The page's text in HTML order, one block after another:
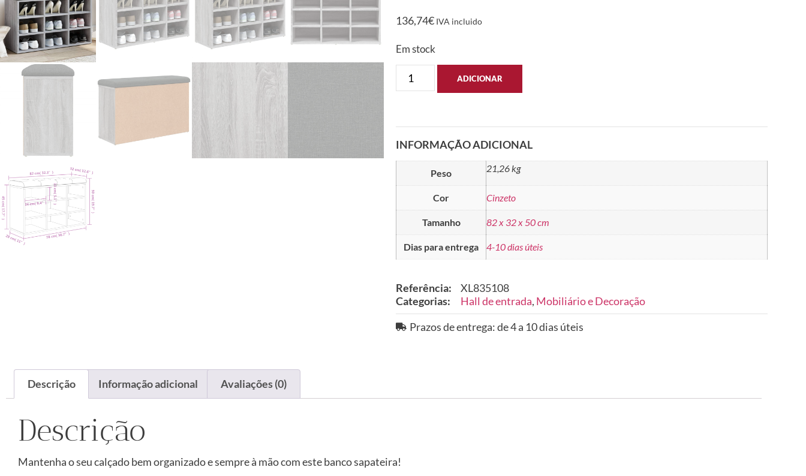
136,74€ IVA incluido
Em stock
ADICIONAR
INFORMAÇÃO ADICIONAL
Peso 21,26 kg
Cor Cinzeto
Tamanho 82 x 32 x 50 cm
Dias para entrega 4-10 dias úteis
Referência:
XL835108
Categorias:
Hall de entrada, Mobiliário e Decoração
Prazos de entrega: de 4 a 10 dias úteis
Descrição Informação adicional Avaliações (0)
Descrição
Mantenha o seu calçado bem organizado e sempre à mão com este banco sapateira!